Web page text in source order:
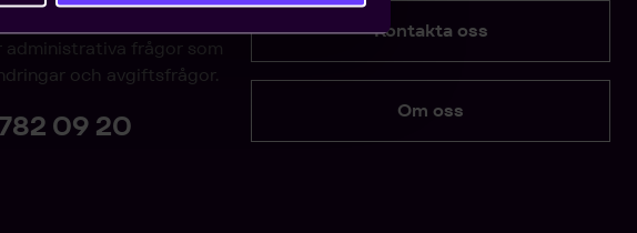
administrativa frågor som
och avgiftsfrågor.
09 20
Kontakta oss
Om oss